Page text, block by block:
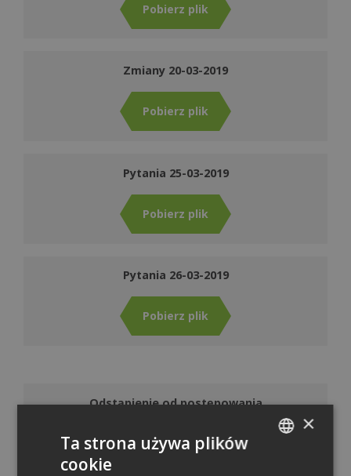
Pobierz plik
Zmiany 20-03-2019
Pobierz plik
Pytania 25-03-2019
Pobierz plik
Pytania 26-03-2019
Pobierz plik
Odstąpienie od postępowania
Pobierz plik
×
Ta strona używa plików
cookie